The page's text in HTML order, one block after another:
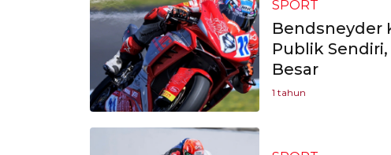
SPORT
Bendsneyder
Publik
Besar
1 tahun